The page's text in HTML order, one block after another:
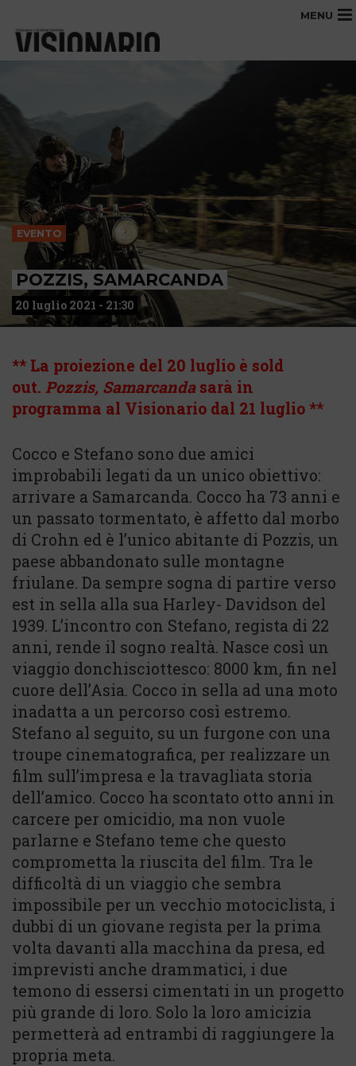
MENU
EVENTO
POZZIS, SAMARCANDA
20 luglio 2021 - 21:30
** La proiezione del 20 luglio è sold
out. Pozzis, Samarcandasarà in
programma al Visionario dal 21 luglio **
Cocco e Stefano sono due amici
improbabili legati da un unico obiettivo:
arrivare a Samarcanda. Cocco ha 73 anni e
un passato tormentato, è affetto dal morbo
di Crohn ed è l’unico abitante di Pozzis, un
paese abbandonato sulle montagne
friulane. Da sempre sogna di partire verso
est in sella alla sua Harley- Davidson del
1939. L’incontro con Stefano, regista di 22
anni, rende il sogno realtà. Nasce così un
viaggio donchisciottesco: 8000 km, fin nel
cuore dell’Asia. Cocco in sella ad una moto
inadatta a un percorso così estremo.
Stefano al seguito, su un furgone con una
troupe cinematografica, per realizzare un
film sull’impresa e la travagliata storia
dell’amico. Cocco ha scontato otto anni in
carcere per omicidio, ma non vuole
parlarne e Stefano teme che questo
comprometta la riuscita del film. Tra le
difficoltà di un viaggio che sembra
impossibile per un vecchio motociclista, i
dubbi di un giovane regista per la prima
volta davanti alla macchina da presa, ed
imprevisti anche drammatici, i due
temono di essersi cimentati in un progetto
più grande di loro. Solo la loro amicizia
permetterà ad entrambi di raggiungere la
propria meta.